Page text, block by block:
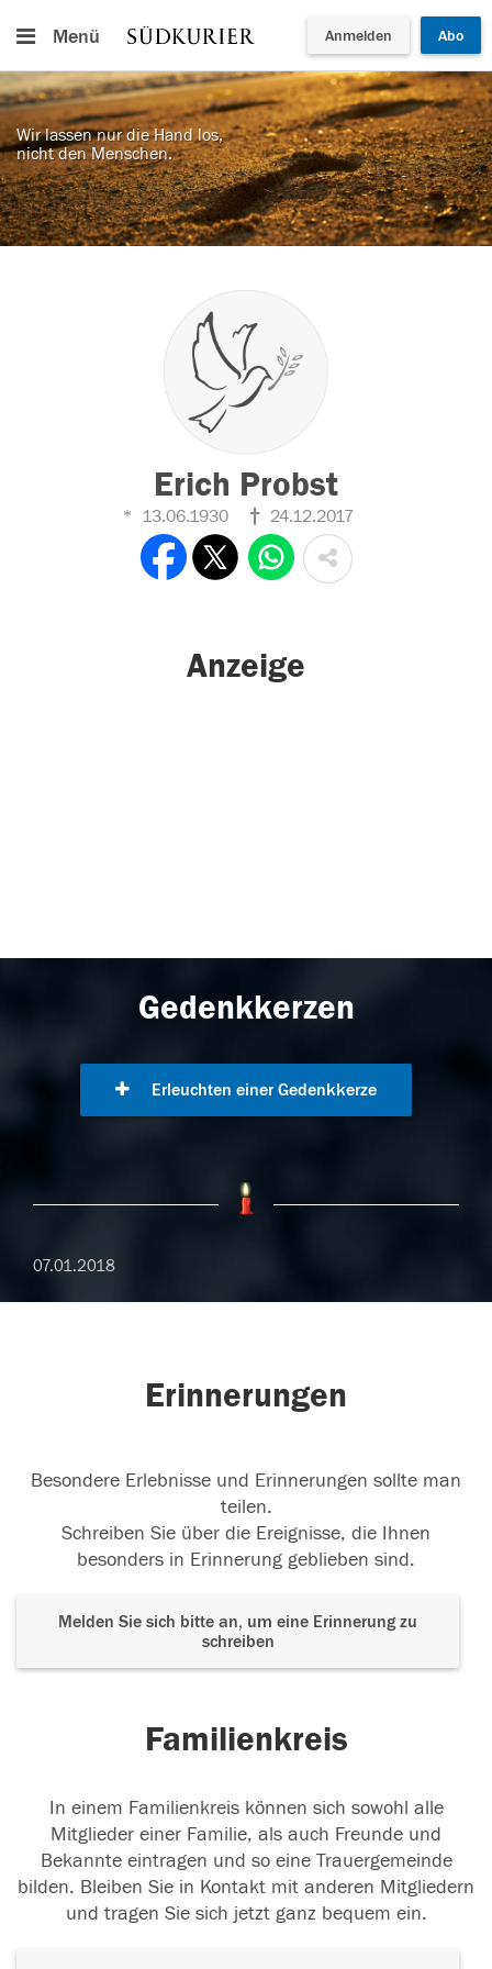
Menü Anmelden Abo
Wir lassen nur die Hand los,
nicht den Menschen.
Erich Probst
13.06.1930 24.12.2017
Anzeige
Gedenkkerzen
Erleuchten einer Gedenkkerze
07.01.2018
Erinnerungen
Besondere Erlebnisse und Erinnerungen sollte man
teilen.
Schreiben Sie über die Ereignisse, die Ihnen
besonders in Erinnerung geblieben sind.
Melden Sie sich bitte an, um eine Erinnerung zu
schreiben
Familienkreis
In einem Familienkreis können sich sowohl alle
Mitglieder einer Familie, als auch Freunde und
Bekannte eintragen und so eine Trauergemeinde
bilden. Bleiben Sie in Kontakt mit anderen Mitgliedern
und tragen Sie sich jetzt ganz bequem ein.